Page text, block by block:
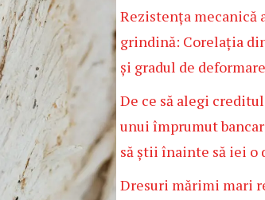
Rezistența
grindină: Corelația
și gradul de deformare
De ce să alegi
unui împrumut
să știi înainte să iei o
Dresuri mărimi mari